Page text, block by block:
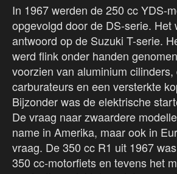
In 1967 werden de 250 cc YDS-
opgevolgd door de DS-serie. Het
antwoord op de Suzuki T-serie.
werd flink onder handen
voorzien van aluminium cilinders,
carburateurs en een versterkte
Bijzonder was de elektrische
De vraag naar zwaardere
name in Amerika, maar ook in
vraag. De 350 cc R1 uit 1967
350 cc-motorfiets en tevens het